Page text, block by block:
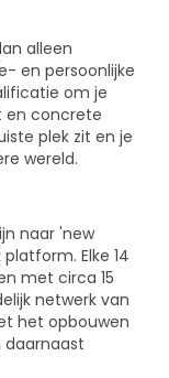
alleen
en persoonlijke
om je
en concrete
plek zit en je
wereld.
naar 'new
Elke 14
met circa 15
netwerk van
het opbouwen
daarnaast